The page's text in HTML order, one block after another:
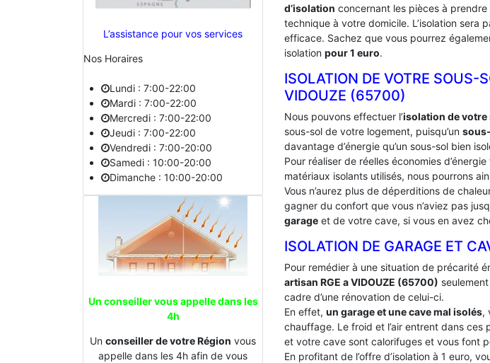
L’assistance pour vos services
Nos Horaires
Lundi : 7:00-22:00
Mardi : 7:00-22:00
Mercredi : 7:00-22:00
Jeudi : 7:00-22:00
Vendredi : 7:00-20:00
Samedi : 10:00-20:00
Dimanche : 10:00-20:00
Un conseiller vous appelle dans les
4h
Un conseiller de votre Région vous
appelle dans les 4h afin de vous
d’isolation concernant les pièces à prendre
technique à votre domicile. L’isolation sera
efficace. Sachez que vous pourrez
isolation pour 1 euro.
ISOLATION DE VOTRE SOUS-
‎VIDOUZE (65700)
Nous pouvons effectuer l’isolation de votre
sous-sol de votre logement, puisqu’un
davantage d’énergie qu’un sous-sol bien
Pour réaliser de réelles économies
matériaux isolants utilisés, nous pourrons
Vous n’aurez plus de déperditions de
gagner du confort que vous n’aviez pas
garage et de votre cave, si vous en avez
ISOLATION DE GARAGE ET
Pour remédier à une situation de précarité
artisan RGE a VIDOUZE (65700)
cadre d’une rénovation de celui-ci.
En effet, un garage et une cave mal isolés,
chauffage. Le froid et l’air entrent dans ces
et votre cave sont calorifuges et vous font
En profitant de l’offre d’isolation à 1 euro,